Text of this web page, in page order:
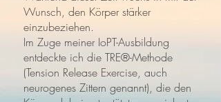
Wunsch, den Körper stärker
einzubeziehen.
Im Zuge meiner IoPT-Ausbildung
entdeckte ich die TRE®-Methode
(Tension Release Exercise, auch
neurogenes Zittern genannt), die den